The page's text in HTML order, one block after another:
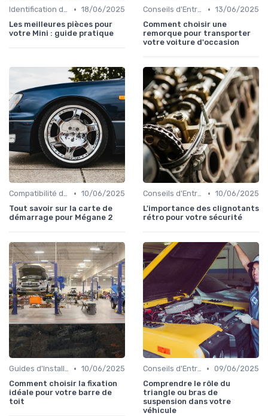
Identification de la Pièce Nécessaire • 18/06/2025
Les meilleures pièces pour
votre Mini : guide pratique
Conseils d'Entretien Auto • 13/06/2025
Comment choisir une
remorque pour transporter
votre voiture d'occasion
Compatibilité des Pièces • 10/06/2025
Tout savoir sur la carte de
démarrage pour Mégane 2
Conseils d'Entretien Auto • 10/06/2025
L'importance des clignotants
rétro pour votre sécurité
Guides d'Installation et de Réparation • 10/06/2025
Comment choisir la fixation
idéale pour votre barre de
toit
Conseils d'Entretien Auto • 09/06/2025
Comprendre le rôle du
triangle ou bras de
suspension dans votre
véhicule